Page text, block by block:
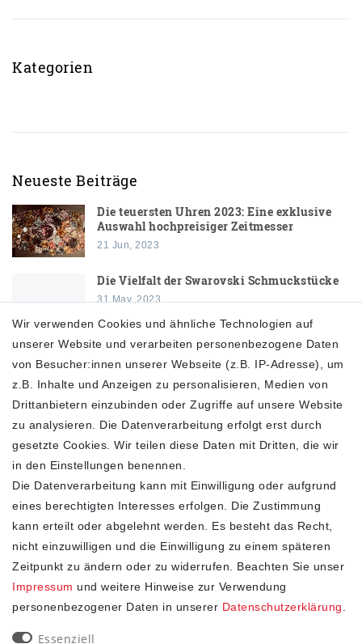
Kategorien
Neueste Beiträge
Die teuersten Uhren 2023: Eine exklusive
Auswahl hochpreisiger Zeitmesser
21 Jun, 2023
Die Vielfalt der Swarovski Schmuckstücke
31 May, 2023
Swarovski Ketten für spezielle Anlässe: Ein
Geschenk der Liebe und Wertschätzung
31 May, 2023
Automatikuhren Geheimtipp - Zeitlose
Eleganz und Präzision
28 May, 2023
Die Bedeutung von 23:23 Uhr entschlüsselt
28 May, 2023
SHOP
Wir verwenden Cookies und ähnliche Technologien auf
unserer Website und verarbeiten personenbezogene Daten
von Besucher:innen unserer Webseite (z.B. IP-Adresse), um
z.B. Inhalte und Anzeigen zu personalisieren, Medien von
Drittanbietern einzubinden oder Zugriffe auf unsere Website
zu analysieren. Die Datenverarbeitung erfolgt erst durch
gesetzte Cookies. Wir teilen diese Daten mit Dritten, die wir
in den Einstellungen benennen.
Die Datenverarbeitung kann mit Einwilligung oder aufgrund
eines berechtigten Interesses erfolgen. Die Zustimmung
kann erteilt oder abgelehnt werden. Es besteht das Recht,
nicht einzuwilligen und die Einwilligung zu einem späteren
Zeitpunkt zu ändern oder zu widerrufen. Beachten Sie unser
Impressum und weitere Hinweise zur Verwendung
personenbezogener Daten in unserer Daten­schutz­erklärung
Essenziell